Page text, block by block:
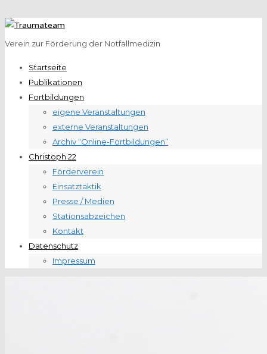
Verein zur Förderung der Notfallmedizin
Startseite
Publikationen
Fortbildungen
eigene Veranstaltungen
externe Veranstaltungen
Archiv “Online-Fortbildungen”
Christoph 22
Förderverein
Einsatztaktik
Presse / Medien
Stationsabzeichen
Kontakt
Datenschutz
Impressum